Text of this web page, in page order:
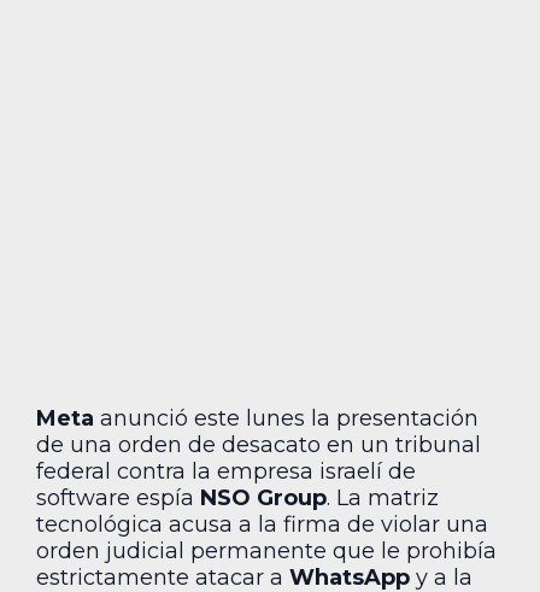
Meta anunció este lunes la presentación
de una orden de desacato en un tribunal
federal contra la empresa israelí de
software espía NSO Group. La matriz
tecnológica acusa a la firma de violar una
orden judicial permanente que le prohibía
estrictamente atacar a WhatsApp y a la